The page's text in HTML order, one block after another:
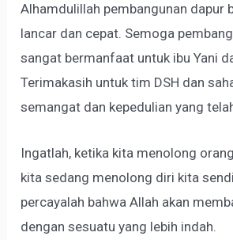
Alhamdulillah pembangunan dapur
lancar dan cepat. Semoga
sangat bermanfaat untuk ibu Yani
Terimakasih untuk tim DSH dan
semangat dan kepedulian yang
Ingatlah, ketika kita menolong
kita sedang menolong diri kita
percayalah bahwa Allah akan
dengan sesuatu yang lebih indah.